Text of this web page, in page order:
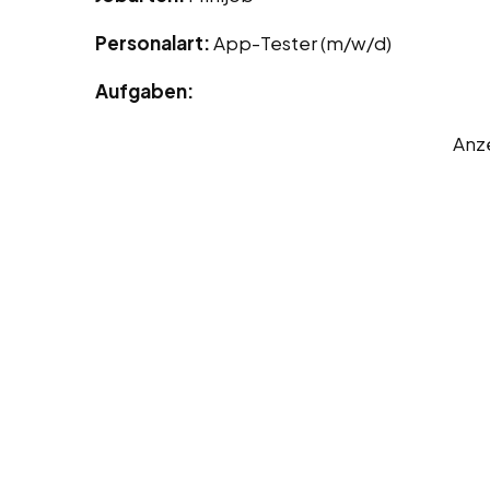
Personalart:App-Tester (m/w/d)
Aufgaben: